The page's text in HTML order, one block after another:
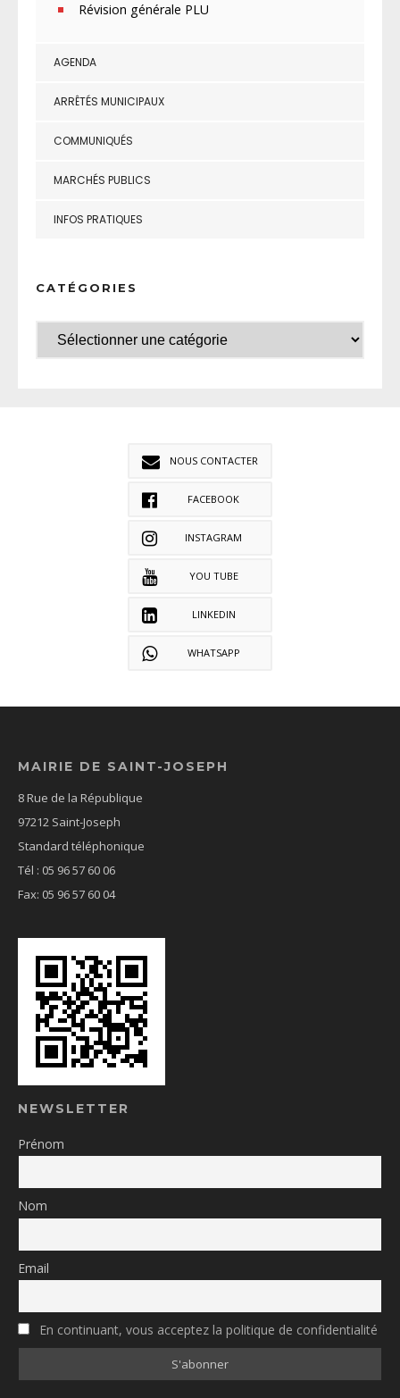
Révision générale PLU
AGENDA
ARRÊTÉS MUNICIPAUX
COMMUNIQUÉS
MARCHÉS PUBLICS
INFOS PRATIQUES
CATÉGORIES
NOUS CONTACTER
FACEBOOK
INSTAGRAM
YOU TUBE
LINKEDIN
WHATSAPP
MAIRIE DE SAINT-JOSEPH
8 Rue de la République
97212 Saint-Joseph
Standard téléphonique
Tél : 05 96 57 60 06
Fax: 05 96 57 60 04
NEWSLETTER
Prénom
Nom
Email
En continuant, vous acceptez la politique de confidentialité